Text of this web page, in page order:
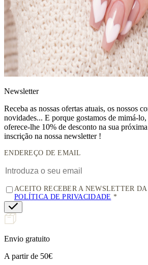
Newsletter
Receba as nossas ofertas atuais, os nossos
novidades... E porque gostamos de mimá-lo,
oferece-lhe 10% de desconto na sua
inscrição na nossa newsletter !
ENDEREÇO DE EMAIL
ACEITO RECEBER A NEWSLETTER
POLÍTICA DE PRIVACIDADE
Envio gratuito
A partir de 50€